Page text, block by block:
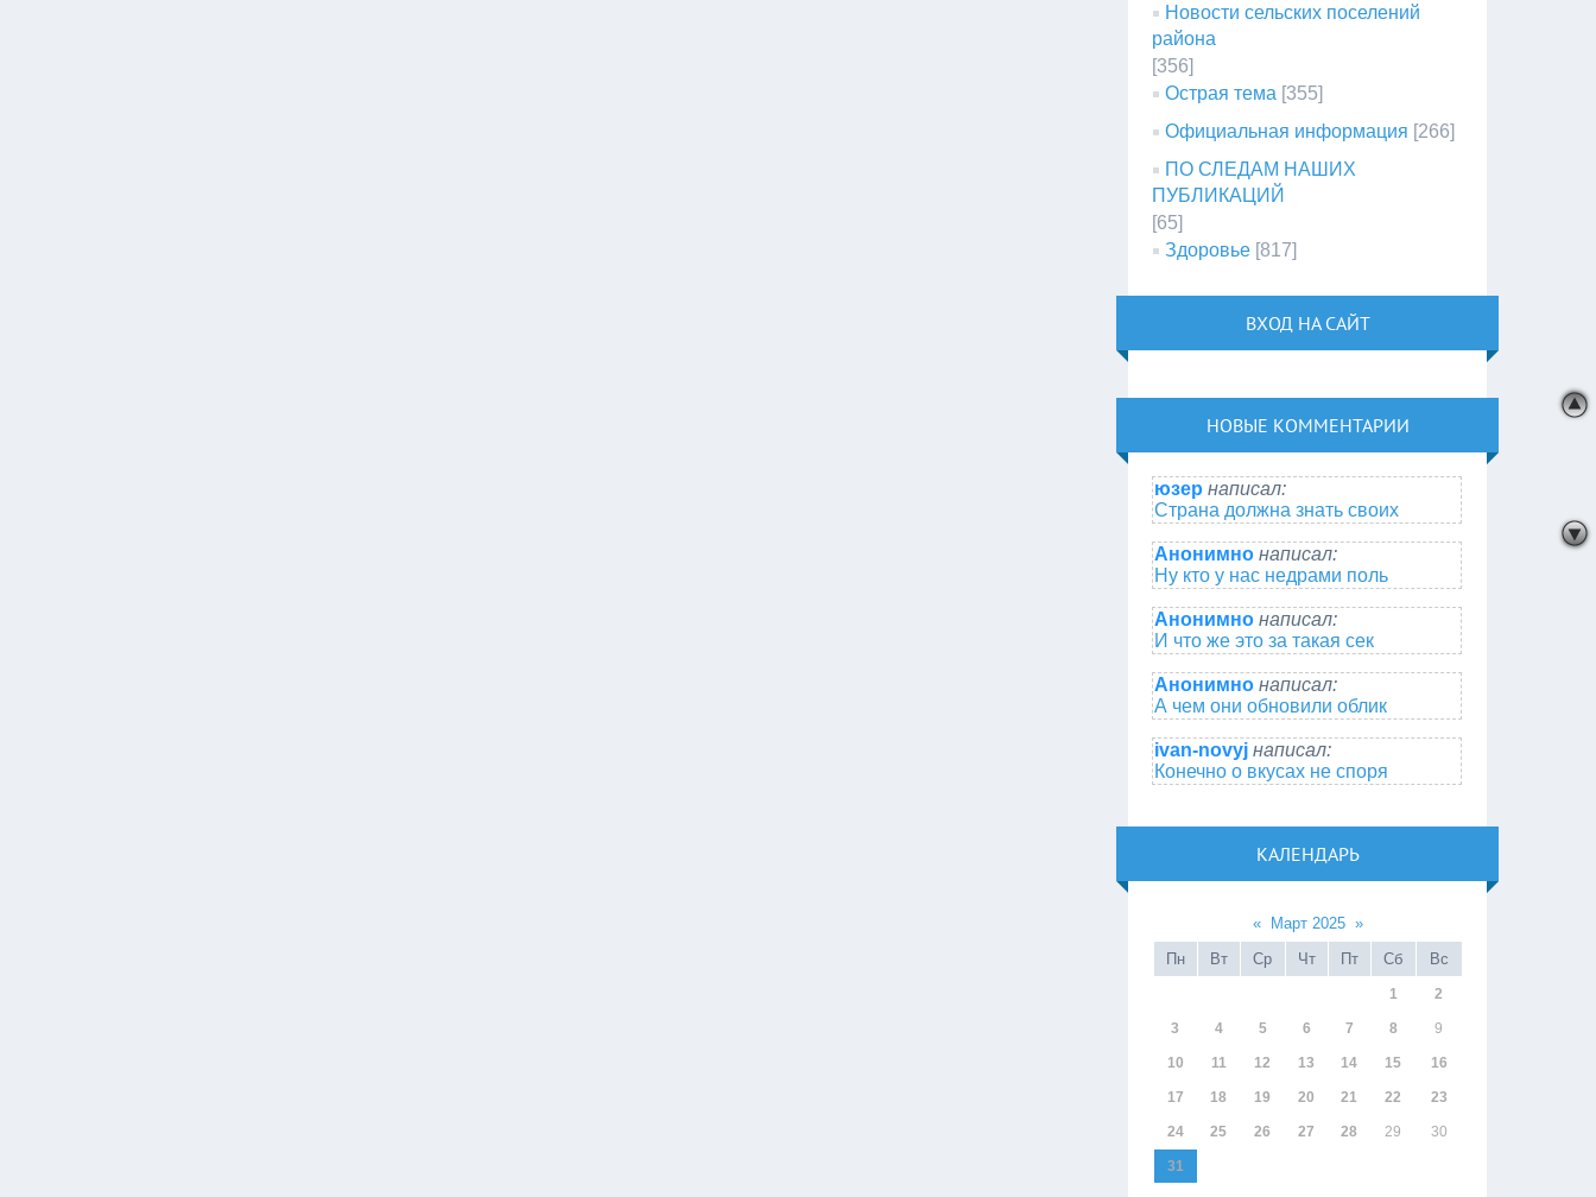
Новости сельских поселений
района
[356]
Острая тема [355]
Официальная информация [266]
ПО СЛЕДАМ НАШИХ
ПУБЛИКАЦИЙ
[65]
Здоровье [817]
ВХОД НА САЙТ
НОВЫЕ КОММЕНТАРИИ
юзер написал:
Страна должна знать своих
Анонимно написал:
Ну кто у нас недрами поль
Анонимно написал:
И что же это за такая сек
Анонимно написал:
А чем они обновили облик
ivan-novyj написал:
Конечно о вкусах не споря
КАЛЕНДАРЬ
« Март 2025 »
Пн
Вт Ср Чт Пт Сб Вс
1 2
3 4 5 6 7 8 9
10 11 12 13 14 15 16
17 18 19 20 21 22 23
24 25 26 27 28 29 30
31